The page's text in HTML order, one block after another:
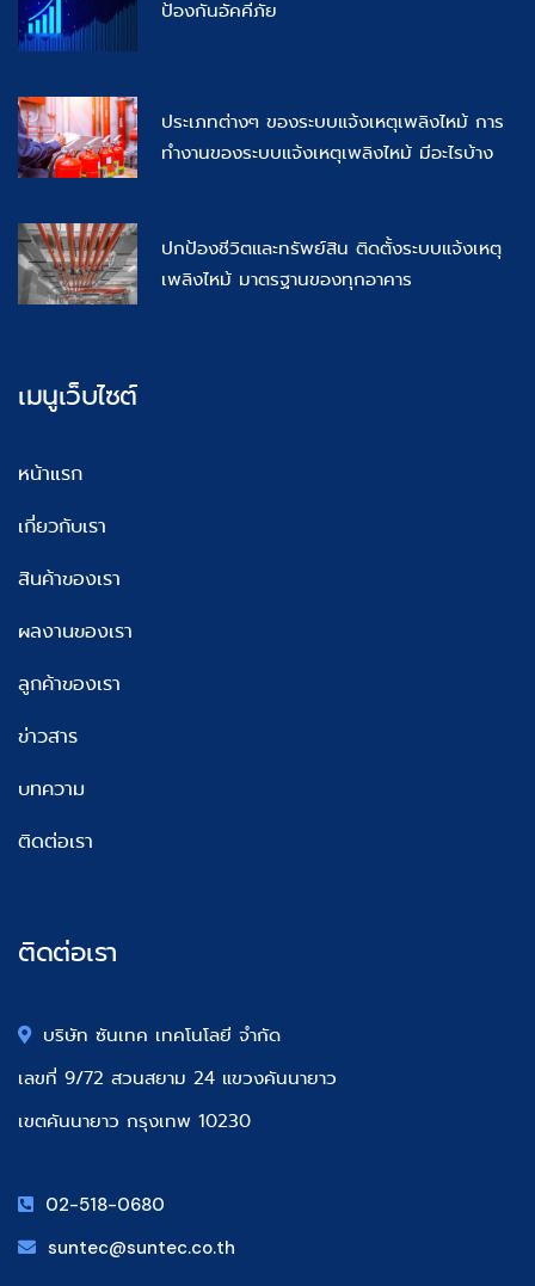
ป้องกันอัคคีภัย
ประเภทต่างๆ ของระบบแจ้งเหตุเพลิงไหม้ การ
ทำงานของระบบแจ้งเหตุเพลิงไหม้ มีอะไรบ้าง
ปกป้องชีวิตและทรัพย์สิน ติดตั้งระบบแจ้งเหตุ
เพลิงไหม้ มาตรฐานของทุกอาคาร
เมนูเว็บไซต์
หน้าแรก
เกี่ยวกับเรา
สินค้าของเรา
ผลงานของเรา
ลูกค้าของเรา
ข่าวสาร
บทความ
ติดต่อเรา
ติดต่อเรา
บริษัท ซันเทค เทคโนโลยี จำกัด
เลขที่ 9/72 สวนสยาม 24 แขวงคันนายาว
เขตคันนายาว กรุงเทพ 10230
02-518-0680
suntec@suntec.co.th